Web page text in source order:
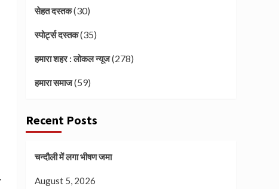
सेहत दस्तक(30)
स्पोर्ट्स दस्तक(35)
हमारा शहर : लोकल न्यूज(278)
हमारा समाज(59)
Recent Posts
चन्दौली में लगा भीषण जमा
August 5, 2026